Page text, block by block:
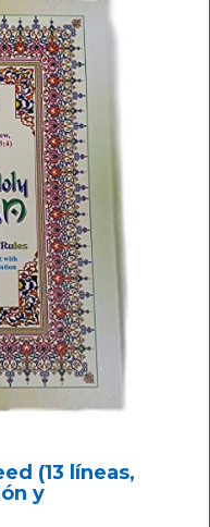
(13 líneas,
y